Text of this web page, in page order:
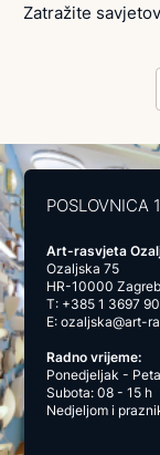
Zatražite
POSLOVNICA 1
Art-rasvjeta
Ozaljska 75
HR-10000 Zagreb
T: +385 1 3697
E:ozaljska@art-
Radno vrijeme:
Ponedjeljak -
Subota: 08 - 15 h
Nedjeljom i